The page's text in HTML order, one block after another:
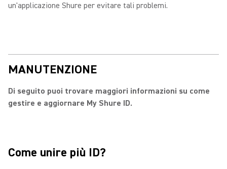
un'applicazione Shure per evitare tali problemi.
MANUTENZIONE
Di seguito puoi trovare maggiori informazioni su come
gestire e aggiornare My Shure ID.
Come unire più ID?